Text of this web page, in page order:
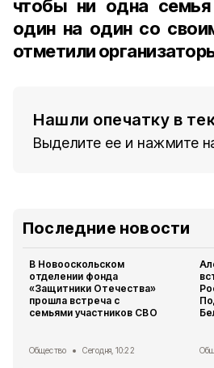
чтобы ни одна семья
один на один со
отметили
Нашли опечатку в
Выделите ее и нажмите
Последние новости
В Новооскольском
отделении фонда
«Защитники Отечества»
прошла встреча с
семьями участников СВО
Общество Сегодня, 10:22